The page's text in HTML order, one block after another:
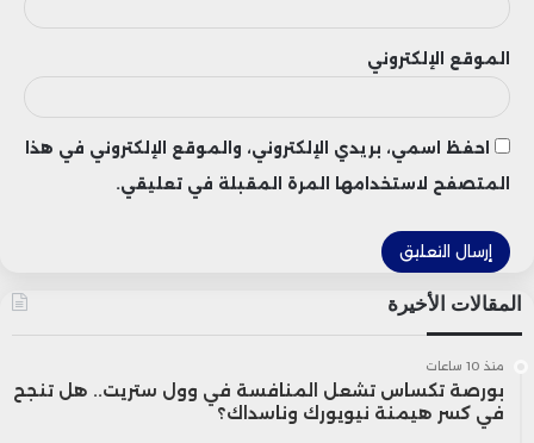
الدولية، إلى جانب ارتفاع أسعار الأسمدة
والمدخلات الزراعية، وتقلبات سعر صرف
الشيكل مقابل العملات الأجنبية، ما أثر سلباً
على القدرة التنافسية للصادرات.
كما أشار التقرير إلى أن المنافسة المتصاعدة
من دول حوض البحر المتوسط، وفي مقدمتها
المغرب ومصر، أصبحت تشكل ضغطاً إضافياً
على المنتجين الإسرائيليين، خاصة في السوق
الأوروبية التي تُعد الوجهة الرئيسية لصادرات
الموقع الإلكتروني
احفظ اسمي، بريدي الإلكتروني، والموقع الإلكتروني في هذا
المتصفح لاستخدامها المرة المقبلة في تعليقي.
المقالات الأخيرة
منذ 10 ساعات
بورصة تكساس تشعل المنافسة في وول ستريت.. هل تنجح
في كسر هيمنة نيويورك وناسداك؟